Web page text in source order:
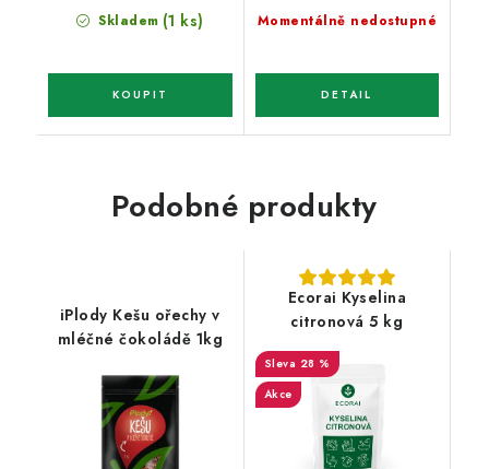
Skladem (1 ks) Momentálně nedostupné
Podobné produkty
iPlody Kešu ořechy v
mléčné čokoládě 1kg
Ecorai Kyselina
citronová 5 kg
28 %
Akce